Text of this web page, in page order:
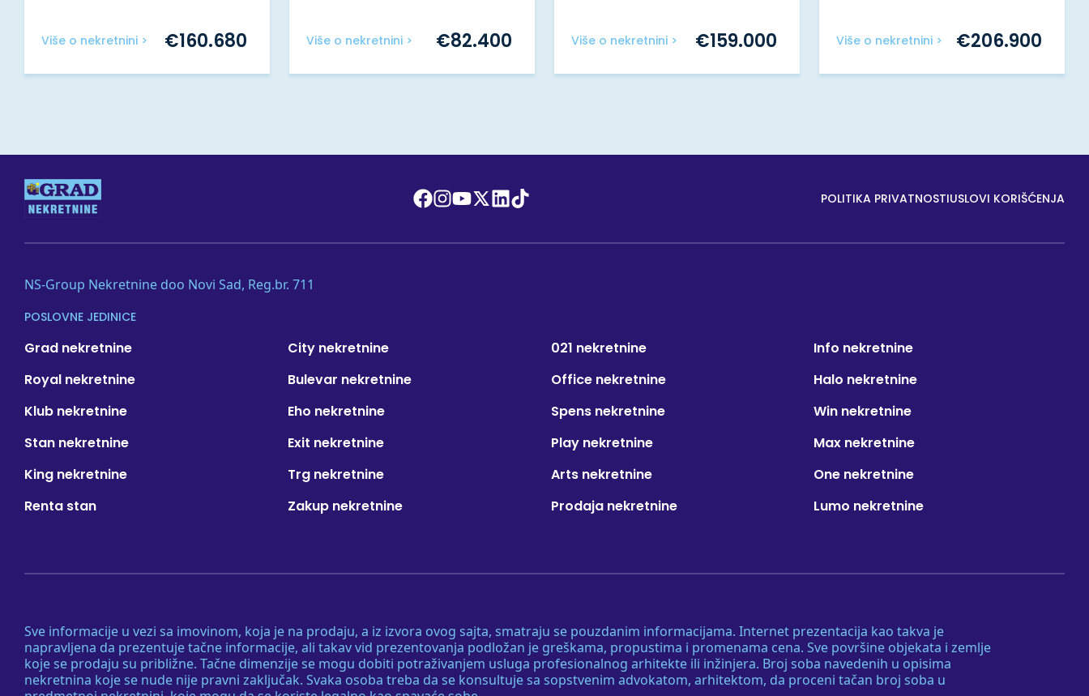
Više o nekretnini > €160.680 Više o nekretnini > €82.400 Više o nekretnini > €159.000 Više o nekretnini > €206.900
POLITIKA PRIVATNOSTIUSLOVI KORIŠĆENJA
Sve informacije u vezi sa imovinom, koja je na prodaju, a iz izvora ovog sajta, smatraju se pouzdanim informacijama. Internet prezentacija kao takva je
napravljena da prezentuje tačne informacije, ali takav vid prezentovanja podložan je greškama, propustima i promenama cena. Sve površine objekata i zemlje
koje se prodaju su približne. Tačne dimenzije se mogu dobiti potraživanjem usluga profesionalnog arhitekte ili inžinjera. Broj soba navedenih u opisima
nekretnina koje se nude nije pravni zaključak. Svaka osoba treba da se konsultuje sa sopstvenim advokatom, arhitektom, da proceni tačan broj soba u
NS-Group Nekretnine doo Novi Sad, Reg.br. 711
POSLOVNE JEDINICE
Grad nekretnine City nekretnine 021 nekretnine
Info nekretnine
Royal nekretnine
Bulevar nekretnine Office nekretnine
Halo nekretnine
Klub nekretnine
Eho nekretnine Spens nekretnine
Win nekretnine
Stan nekretnine
Exit nekretnine Play nekretnine
Max nekretnine
King nekretnine
Trg nekretnine Arts nekretnine
One nekretnine
Renta stan
Zakup nekretnine Prodaja nekretnine Lumo nekretnine